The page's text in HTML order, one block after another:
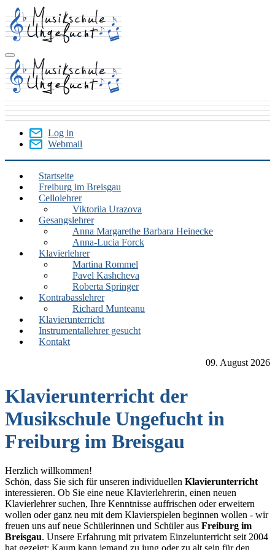
Skip
to
main
content
User
Menu
Log in
Webmail
Freiburg
Breisgau
Startseite
Freiburg im Breisgau
Cellolehrer
Viktoriia Urazova
Gesangslehrer
Anna Margarethe Barbara Heinecke
Anna-Lucia Forck
Klavierlehrer
Martina Rommel
Pavel Kashcheva
Roberta Springer
Kontrabasslehrer
Richard Munteanu
Klavierunterricht
Instrumentallehrer gesucht
Kontakt
09. August 2026
Klavierunterricht der
Musikschule Ungefucht in
Freiburg im Breisgau
Herzlich willkommen!
Schön, dass Sie sich für unseren individuellen Klavierunterricht
interessieren. Ob Sie eine neue Klavierlehrerin, einen neuen
Klavierlehrer suchen, Ihre Kenntnisse auffrischen oder erweitern
wollen oder ganz neu mit dem Klavierspielen beginnen wollen - wir
freuen uns auf neue Schülerinnen und Schüler aus Freiburg im
Breisgau. Unsere Erfahrung mit privatem Einzelunterricht seit 2004
hat gezeigt: Kaum kann jemand zu jung oder zu alt sein für den